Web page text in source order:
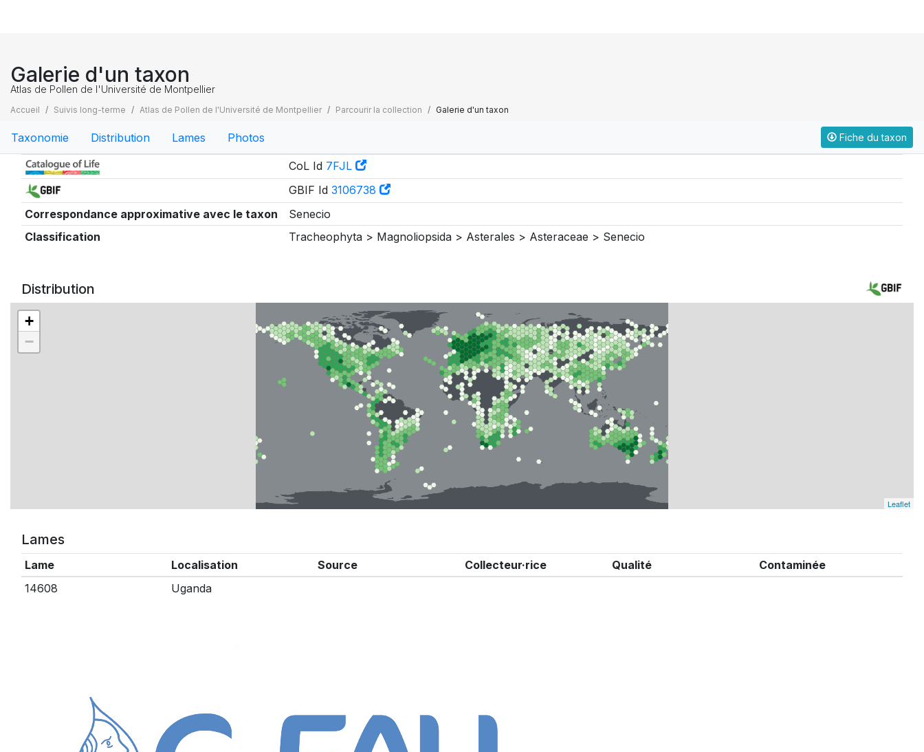
Galerie d'un taxon
Atlas de Pollen de l'Université de Montpellier
Accueil Suivis long-terme Atlas de Pollen de l'Université de Montpellier Parcourir la collection Galerie d'un taxon
Taxonomie Distribution Lames Photos Fiche du taxon
Taxonomie
CoL Id 7FJL
GBIF Id 3106738
Correspondance approximative avec le taxon
Senecio
Classification
Tracheophyta > Magnoliopsida > Asterales > Asteraceae > Senecio
Distribution
+
−
Leaflet
Lames
Lame Localisation Source Collecteur·rice Qualité
Contaminée
14608
Uganda